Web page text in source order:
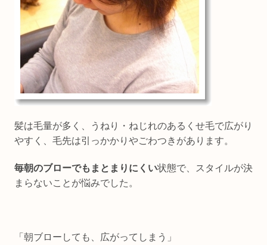
髪は毛量が多く、うねり・ねじれのあるくせ毛で広がり
やすく、毛先は引っかかりやごわつきがあります。
毎朝のブローでもまとまりにくい状態で、スタイルが決
まらないことが悩みでした。
「朝ブローしても、広がってしまう」